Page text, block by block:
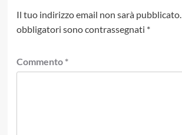
Il tuo indirizzo email non sarà pubblicato.
obbligatori sono contrassegnati *
Commento *